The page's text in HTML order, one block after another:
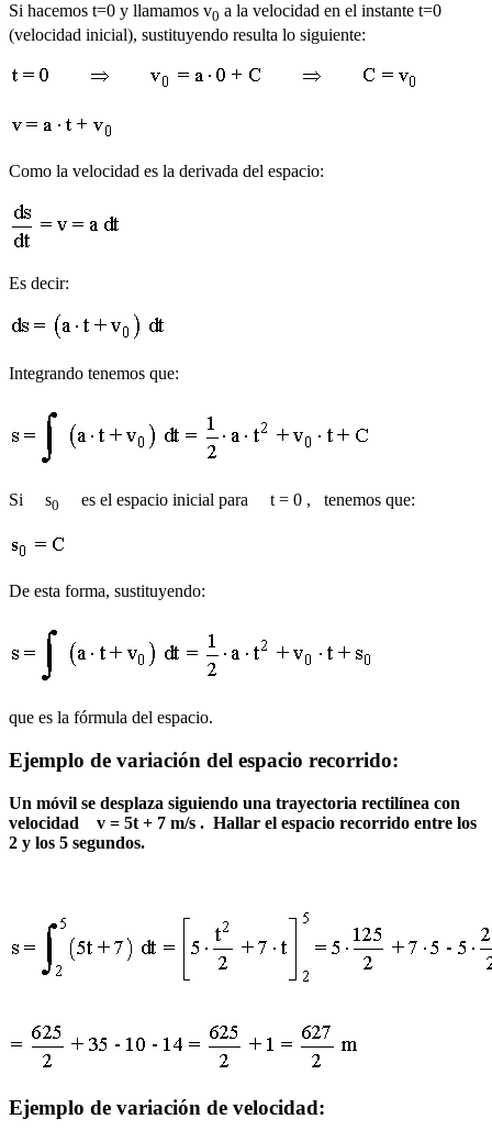
Si hacemos t=0 y llamamos v0 a la velocidad en el instante t=0
(velocidad inicial), sustituyendo resulta lo siguiente:
Como la velocidad es la derivada del espacio:
Es decir:
Integrando tenemos que:
Si s0 es el espacio inicial para t = 0 , tenemos que:
De esta forma, sustituyendo:
que es la fórmula del espacio.
Ejemplo de variación del espacio recorrido:
Un móvil se desplaza siguiendo una trayectoria rectilínea con
velocidad v = 5t + 7 m/s . Hallar el espacio recorrido entre los
2 y los 5 segundos.
Ejemplo de variación de velocidad: